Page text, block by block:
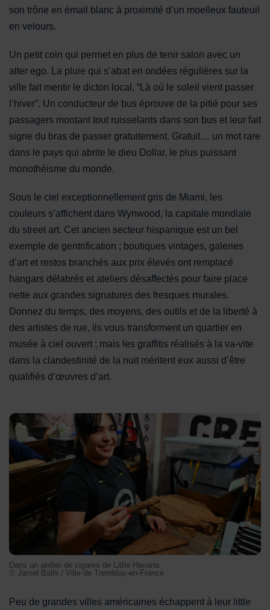
Dans un atelier de cigares de Little Havana.
Dans un atelier de cigares de Little Havana.
© Jamel Balhi / Ville de Tremblay-en-France
son trône en émail blanc à proximité d’un moelleux fauteuil
en velours.
Un petit coin qui permet en plus de tenir salon avec un
alter ego. La pluie qui s’abat en ondées régulières sur la
ville fait mentir le dicton local, “Là où le soleil vient passer
l’hiver”. Un conducteur de bus éprouve de la pitié pour ses
passagers montant tout ruisselants dans son bus et leur fait
signe du bras de passer gratuitement. Gratuit… un mot rare
dans le pays qui abrite le dieu Dollar, le plus puissant
monothéisme du monde.
Sous le ciel exceptionnellement gris de Miami, les
couleurs s’affichent dans Wynwood, la capitale mondiale
du street art. Cet ancien secteur hispanique est un bel
exemple de gentrification ; boutiques vintages, galeries
d’art et restos branchés aux prix élevés ont remplacé
hangars délabrés et ateliers désaffectés pour faire place
nette aux grandes signatures des fresques murales.
Donnez du temps, des moyens, des outils et de la liberté à
des artistes de rue, ils vous transforment un quartier en
musée à ciel ouvert ; mais les graffitis réalisés à la va-vite
dans la clandestinité de la nuit méritent eux aussi d’être
qualifiés d’œuvres d’art.
Peu de grandes villes américaines échappent à leur little